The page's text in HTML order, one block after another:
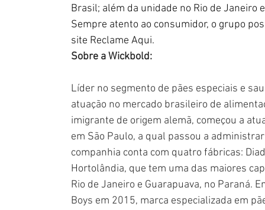
Brasil; além da unidade no Rio de Janeiro
Sempre atento ao consumidor, o grupo
site Reclame Aqui.
Sobre a Wickbold:
Líder no segmento de pães especiais e
atuação no mercado brasileiro de
imigrante de origem alemã, começou a
em São Paulo, a qual passou a
companhia conta com quatro fábricas:
Hortolândia, que tem uma das maiores
Rio de Janeiro e Guarapuava, no Paraná.
Boys em 2015, marca especializada em